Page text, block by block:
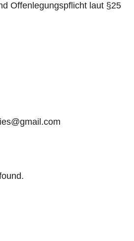
Offenlegungspflicht laut §25